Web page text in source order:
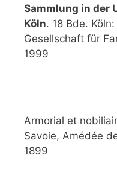
Sammlung in der
Köln. 18 Bde.
Gesellschaft für
1999
Armorial et
Savoie, Amédée
1899